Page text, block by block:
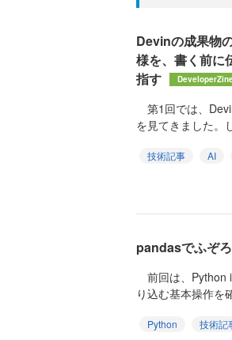
Devinの成果物
様を、書く前に
指す
第1回では、
を見てきました。
技術記事 AI
pandasでふぞ
前回は、Python
り込む基本操作を
Python 技術記